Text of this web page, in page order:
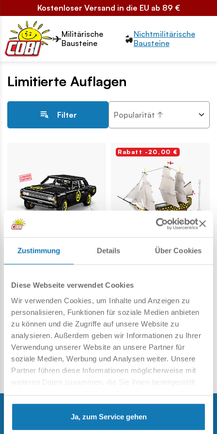
Zustimmung Details Über Cookies
Diese Webseite verwendet Cookies
Wir verwenden Cookies, um Inhalte und Anzeigen zu
personalisieren, Funktionen für soziale Medien anbieten
zu können und die Zugriffe auf unsere Website zu
analysieren. Außerdem geben wir Informationen zu Ihrer
Verwendung unserer Website an unsere Partner für
soziale Medien, Werbung und Analysen weiter. Unsere
Partner führen diese Informationen möglicherweise mit
weiteren Daten zusammen, die Sie ihnen bereitgestellt
gesammelt haben.
Ja, zum Service gehen
Kostenloser Versand in die EU ab 89 €
Przełącznik segmentów2
Militärische
Bausteine
Nichtmilitärische
Bausteine
Limitierte Auflagen
Filter Popularität ↑
Opel Rekord C Schwarze
COBI-24332
114,99 €
In den Warenkorb
Rabatt -20,00 €
HMS Victory - Limitierte
189,99 € 169,99 €
In den Warenkorb
Homepage Sondereditionen Limitierte Auflagen